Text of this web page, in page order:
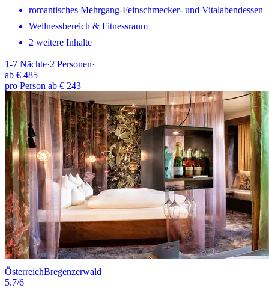
romantisches Mehrgang-Feinschmecker- und Vitalabendessen
Wellnessbereich & Fitnessraum
2 weitere Inhalte
1-7 Nächte·2 Personen·
ab € 485
pro Person ab € 243
ÖsterreichBregenzerwald
5.7/6